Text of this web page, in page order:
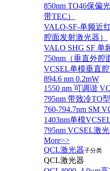
850nm TO46保偏
带TEC）
VALO-SF-单频近
腔面发射激光器）
VALO SHG SF 单
750nm（垂直外腔
VCSEL单模垂直
894.6 nm 0.2mW
1550 nm 可调谐
795nm 带致冷TO
760-794.7nm SM
1403nm单模
795nm VCSEL激
More>>
QCL激光器子分类
QCL激光器